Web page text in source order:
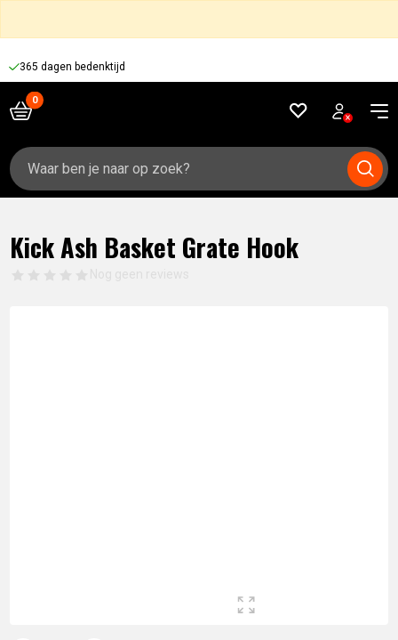
365 dagen bedenktijd
Zoeken
naar:
Kick Ash Basket Grate Hook